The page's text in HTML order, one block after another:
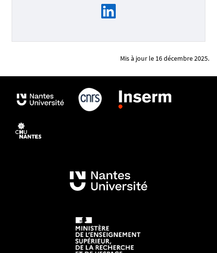
Mis à jour le 16 décembre 2025.